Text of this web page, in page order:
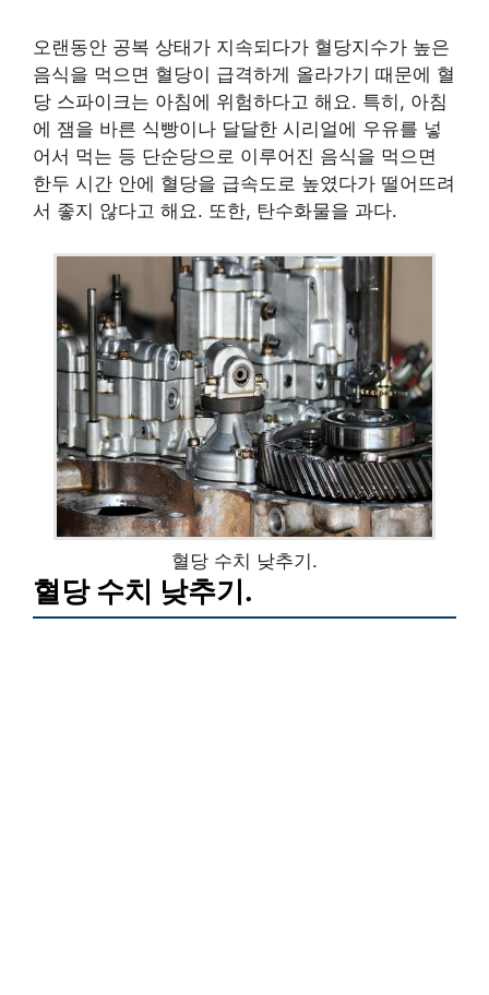
오랜동안 공복 상태가 지속되다가 혈당지수가 높은
음식을 먹으면 혈당이 급격하게 올라가기 때문에 혈
당 스파이크는 아침에 위험하다고 해요. 특히, 아침
에 잼을 바른 식빵이나 달달한 시리얼에 우유를 넣
어서 먹는 등 단순당으로 이루어진 음식을 먹으면
한두 시간 안에 혈당을 급속도로 높였다가 떨어뜨려
서 좋지 않다고 해요. 또한, 탄수화물을 과다.
혈당 수치 낮추기.
혈당 수치 낮추기.